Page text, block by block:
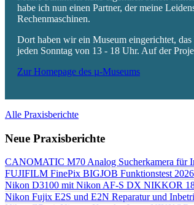
habe ich nun einen Partner, der meine
Rechenmaschinen.
Dort haben wir ein Museum eingerichtet,
jeden Sonntag von 13 - 18 Uhr. Auf der
Zur Homepage des µ-Museums
Alle Praxisberichte
Neue Praxisberichte
CANOMATIC M70 Analog Sucherkamera für
FUJIFILM FinePix BIGJOB Funktionstest 2026
Nikon D3100 mit Nikon AF-S DX NIKKOR
Nikon Fujix E2S und E2N Reparatur und